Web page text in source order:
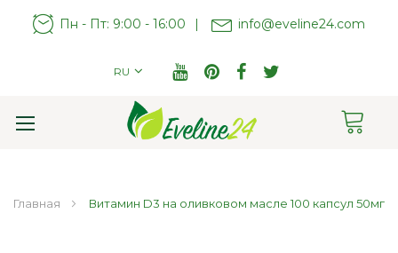
Пн - Пт: 9:00 - 16:00 | info@eveline24.com
RU
Главная Витамин D3 на оливковом масле 100 капсул 50мг